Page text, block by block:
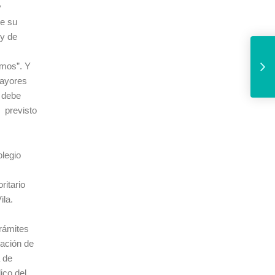
su
de
Y
previsto
de
de
del